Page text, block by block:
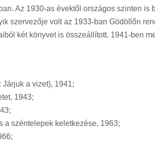
Az 1930-as évektől országos szinten is
szervezője volt az 1933-ban Gödöllőn
két könyvet is összeállított. 1941-ben
a vizet), 1941;
1943;
a széntelepek keletkezése, 1963;